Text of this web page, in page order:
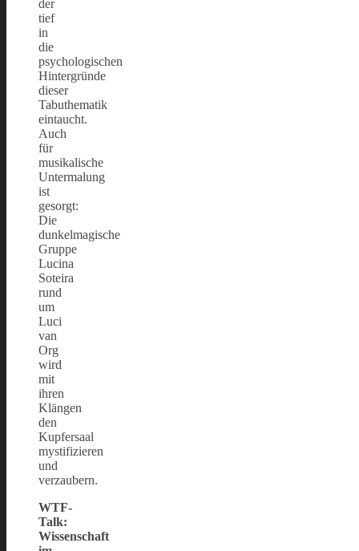
der
tief
in
die
psychologischen
Hintergründe
dieser
Tabuthematik
eintaucht.
Auch
für
musikalische
Untermalung
ist
gesorgt:
Die
dunkelmagische
Gruppe
Lucina
Soteira
rund
um
Luci
van
Org
wird
mit
ihren
Klängen
den
Kupfersaal
mystifizieren
und
verzaubern.
WTF-
Talk:
Wissenschaft